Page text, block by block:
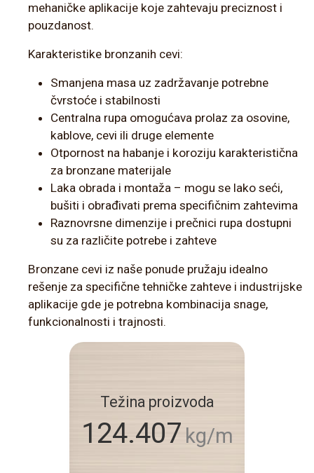
mehaničke aplikacije koje zahtevaju preciznost i
pouzdanost.
Karakteristike bronzanih cevi:
Smanjena masa uz zadržavanje potrebne
čvrstoće i stabilnosti
Centralna rupa omogućava prolaz za osovine,
kablove, cevi ili druge elemente
Otpornost na habanje i koroziju karakteristična
za bronzane materijale
Laka obrada i montaža – mogu se lako seći,
bušiti i obrađivati prema specifičnim zahtevima
Raznovrsne dimenzije i prečnici rupa dostupni
su za različite potrebe i zahteve
Bronzane cevi iz naše ponude pružaju idealno
rešenje za specifične tehničke zahteve i industrijske
aplikacije gde je potrebna kombinacija snage,
funkcionalnosti i trajnosti.
Težina proizvoda
124.407 kg/m